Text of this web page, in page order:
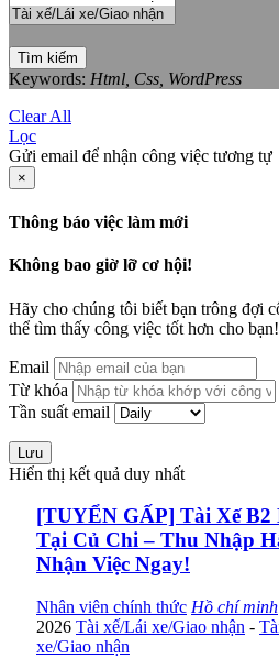
Tìm kiếm
Keywords: Html, Css, WordPress
Clear All
Lọc
Gửi email để nhận công việc tương tự
×
Thông báo việc làm mới
Không bao giờ lỡ cơ hội!
Hãy cho chúng tôi biết bạn trông đợi
thể tìm thấy công việc tốt hơn cho bạn!
Email
Từ khóa
Tần suất email
Lưu
Hiển thị kết quả duy nhất
[TUYỂN GẤP] Tài Xế B2
Tại Củ Chi – Thu Nhập
Nhận Việc Ngay!
Nhân viên chính thức Hồ chí minh
2026 Tài xế/Lái xe/Giao nhận -
xe/Giao nhận